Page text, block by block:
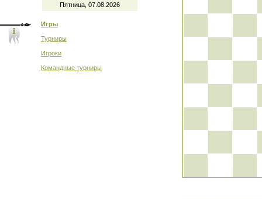
Пятница, 07.08.2026
Игры
Турниры
Игроки
Командные турниры